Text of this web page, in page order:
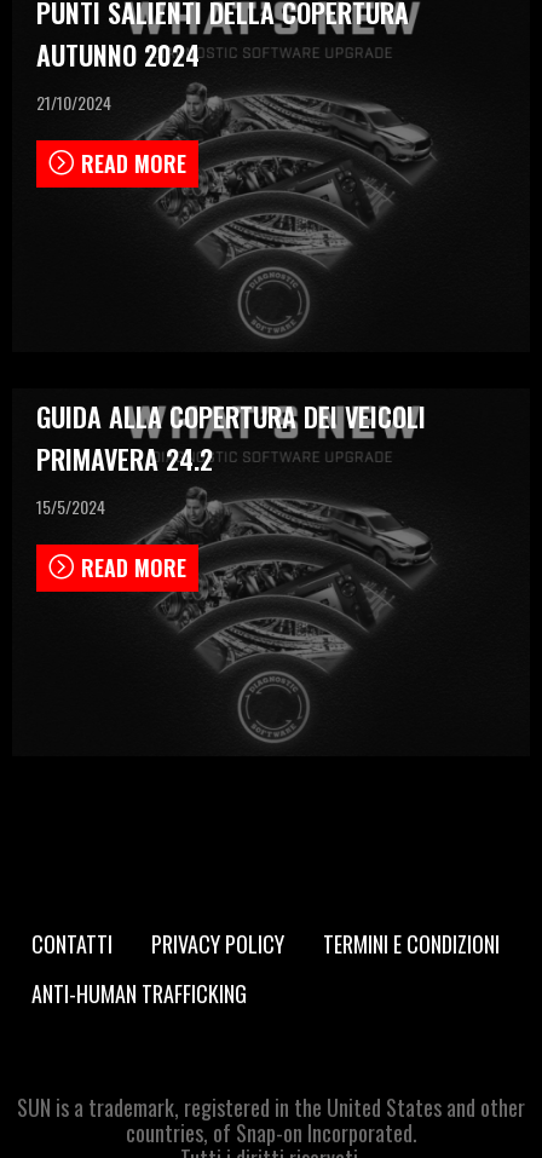
PUNTI SALIENTI DELLA COPERTURA
AUTUNNO 2024
21/10/2024
READ MORE
GUIDA ALLA COPERTURA DEI VEICOLI
PRIMAVERA 24.2
15/5/2024
READ MORE
Footer
navigation
CONTATTI PRIVACY POLICY
TERMINI E CONDIZIONI
ANTI-HUMAN TRAFFICKING
SUN is a trademark, registered in the United States and other
countries, of Snap-on Incorporated.